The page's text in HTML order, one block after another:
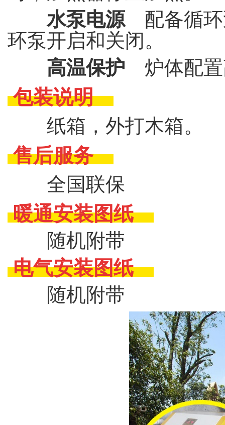
水泵电源 配备循
环泵开启和关闭。
高温保护 炉体配
包装说明
纸箱，外打木箱。
售后服务
全国联保
暖通安装图纸
随机附带
电气安装图纸
随机附带